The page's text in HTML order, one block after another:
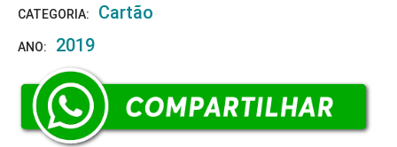
CATEGORIA: Cartão
ANO: 2019